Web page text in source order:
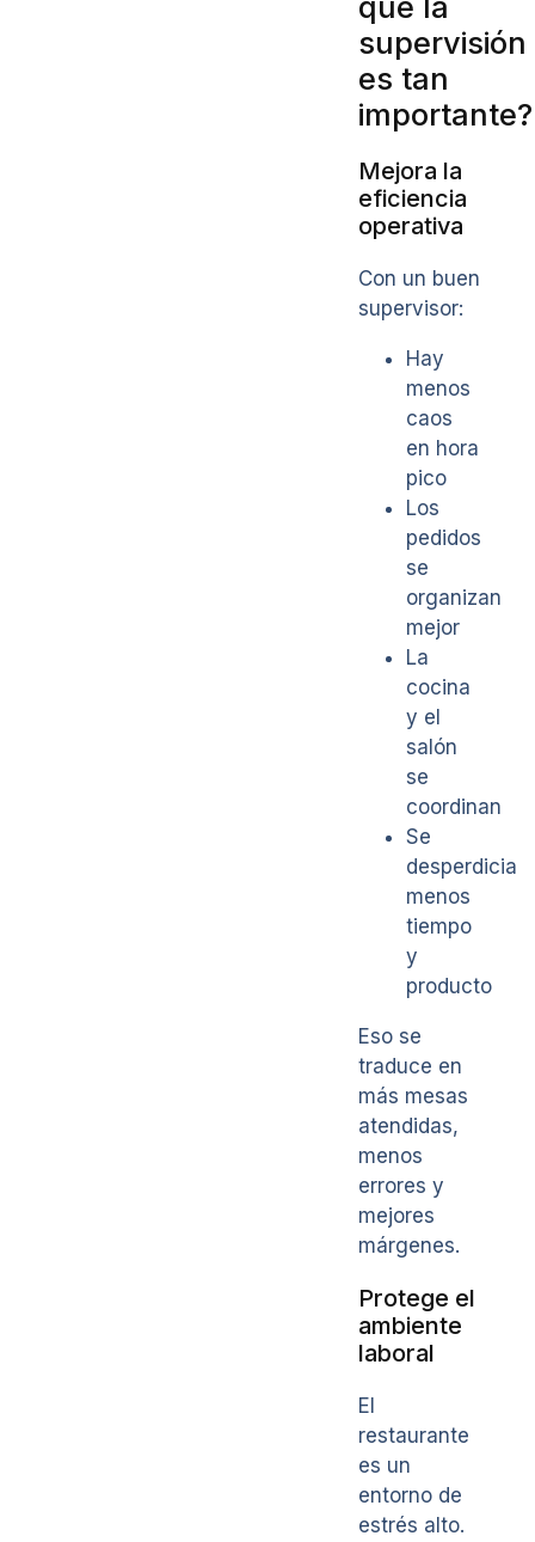
supervisión
es tan
importante?
Mejora la
eficiencia
operativa
Con un buen
supervisor:
Hay
menos
caos
en hora
pico
Los
pedidos
se
organizan
mejor
La
cocina
y el
salón
se
coordinan
Se
desperdicia
menos
tiempo
y
producto
Eso se
traduce en
más mesas
atendidas,
menos
errores y
mejores
márgenes.
Protege el
ambiente
laboral
El
restaurante
es un
entorno de
estrés alto.